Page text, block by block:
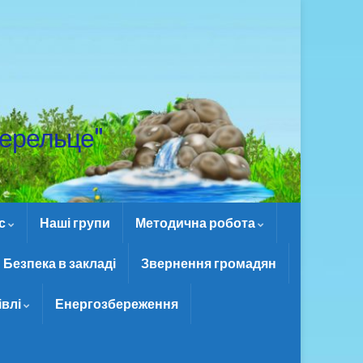
Наші групи Методична робота
Безпека в закладі Звернення громадян
Енергозбереження